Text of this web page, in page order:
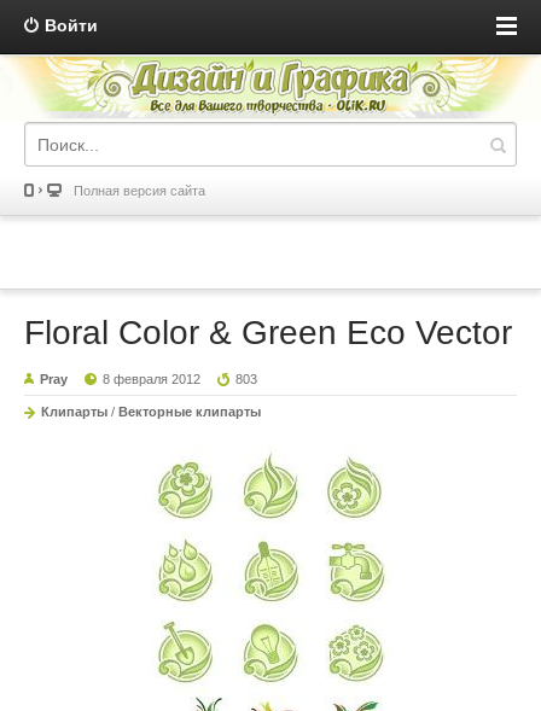
Войти
Полная версия сайта
Floral Color & Green Eco Vector
Pray 8 февраля 2012 803
Клипарты / Векторные клипарты